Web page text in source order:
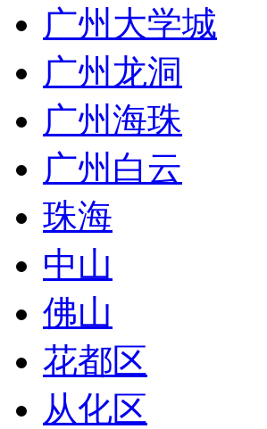
广州大学城
广州龙洞
广州海珠
广州白云
珠海
中山
佛山
花都区
从化区